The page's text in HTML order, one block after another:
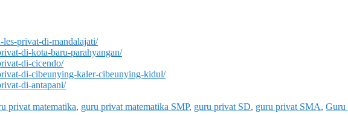
les-privat-di-mandalajati/
di-kota-baru-parahyangan/
di-cicendo/
di-cibeunying-kaler-cibeunying-kidul/
di-antapani/
privat matematika, guru privat matematika SMP, guru privat SD, guru privat SMA, Guru